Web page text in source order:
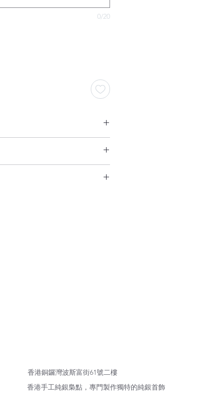
0/20
4mm 需要加大尺寸。
香港銅鑼灣波斯富街61號二樓
香港手工純銀梟點，專門製作獨特的純銀首飾